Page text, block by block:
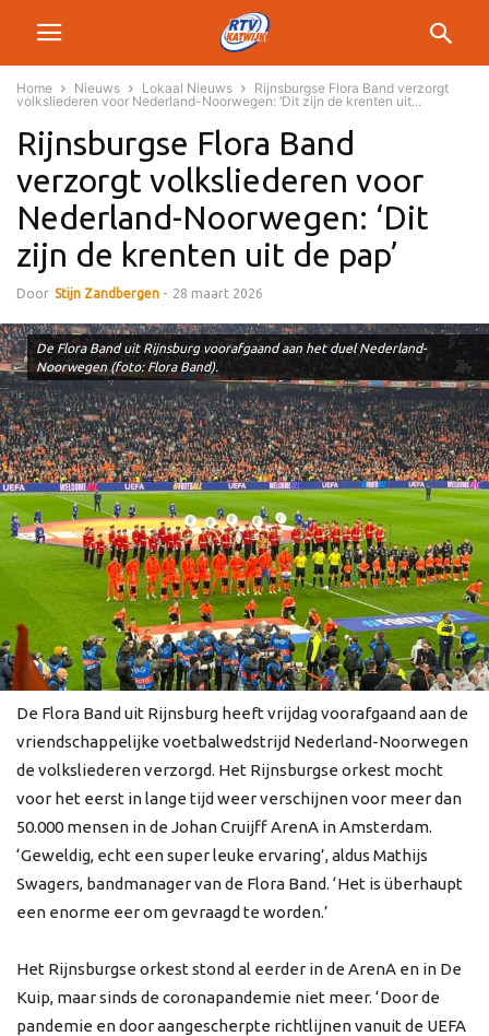
Home Nieuws Lokaal Nieuws
Rijnsburgse Flora Band verzorgt
volksliederen voor Nederland-Noorwegen: ‘Dit zijn de krenten uit...
Rijnsburgse Flora Band
verzorgt volksliederen voor
Nederland-Noorwegen: ‘Dit
zijn de krenten uit de pap’
Door Stijn Zandbergen - 28 maart 2026
De Flora Band uit Rijnsburg voorafgaand aan het duel Nederland-
Noorwegen (foto: Flora Band).
De Flora Band uit Rijnsburg heeft vrijdag voorafgaand aan de
vriendschappelijke voetbalwedstrijd Nederland-Noorwegen
de volksliederen verzorgd. Het Rijnsburgse orkest mocht
voor het eerst in lange tijd weer verschijnen voor meer dan
50.000 mensen in de Johan Cruijff ArenA in Amsterdam.
‘Geweldig, echt een super leuke ervaring’, aldus Mathijs
Swagers, bandmanager van de Flora Band. ‘Het is überhaupt
een enorme eer om gevraagd te worden.’
Het Rijnsburgse orkest stond al eerder in de ArenA en in De
Kuip, maar sinds de coronapandemie niet meer. ‘Door de
pandemie en door aangescherpte richtlijnen vanuit de UEFA